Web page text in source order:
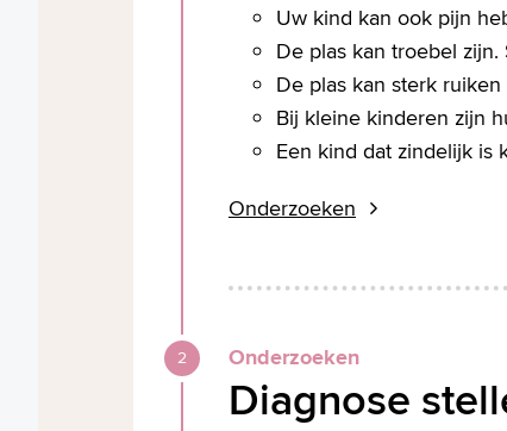
Uw kind kan ook pijn
De plas kan troebel
De plas kan sterk
Bij kleine kinderen zijn
Een kind dat zindelijk is
Onderzoeken
Onderzoeken
Diagnose